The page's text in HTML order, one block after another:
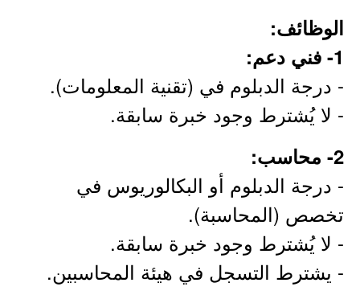
الوظائف:
1- فني دعم:
- درجة الدبلوم في (تقنية المعلومات).
- لا يُشترط وجود خبرة سابقة.
2- محاسب:
- درجة الدبلوم أو البكالوريوس في
تخصص (المحاسبة).
- لا يُشترط وجود خبرة سابقة.
- يشترط التسجل في هيئة المحاسبين.